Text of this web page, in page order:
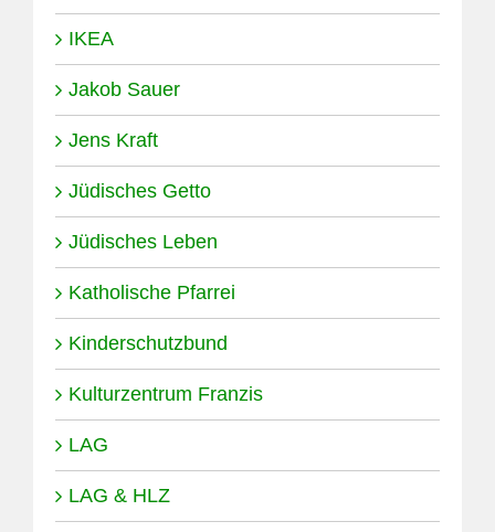
IKEA
Jakob Sauer
Jens Kraft
Jüdisches Getto
Jüdisches Leben
Katholische Pfarrei
Kinderschutzbund
Kulturzentrum Franzis
LAG
LAG & HLZ